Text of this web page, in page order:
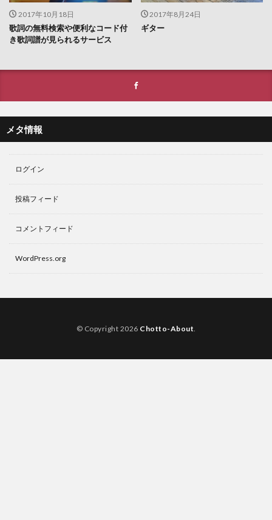
2017年10月18日
歌詞の無料検索や便利なコード付
き歌詞譜が見られるサービス
2017年8月24日
ギター
メタ情報
ログイン
投稿フィード
コメントフィード
WordPress.org
© Copyright 2026 Chotto-About.